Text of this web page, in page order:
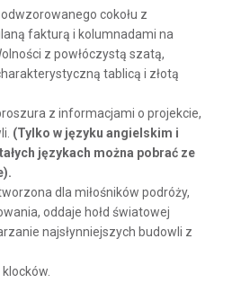
cokołu z
fakturą i kolumnadami na
z powłóczystą szatą,
tablicą i złotą
z informacjami o projekcie,
(Tylko w języku angielskim i
językach można pobrać ze
dla miłośników podróży,
oddaje hołd światowej
najsłynniejszych budowli z